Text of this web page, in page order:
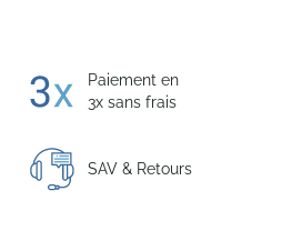
Paiement en
3x sans frais
SAV & Retours